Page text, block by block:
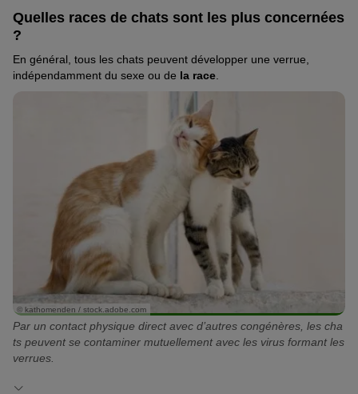
Quelles races de chats sont les plus concernées
?
En général, tous les chats peuvent développer une verrue,
indépendamment du sexe ou de la race
© kathomenden / stock.adobe.com
Par un contact physique direct avec d’autres congénères, les cha
ts peuvent se contaminer mutuellement avec les virus formant les
verrues.